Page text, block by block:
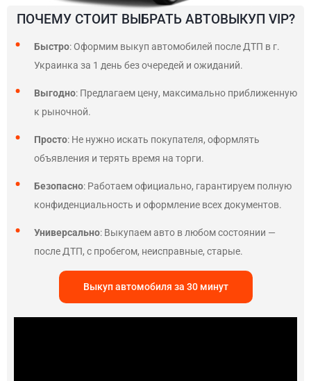
ПОЧЕМУ СТОИТ ВЫБРАТЬ АВТОВЫКУП VIP?
Быстро: Оформим выкуп автомобилей после ДТП в г.
Украинка за 1 день без очередей и ожиданий.
Выгодно: Предлагаем цену, максимально приближенную
к рыночной.
Просто: Не нужно искать покупателя, оформлять
объявления и терять время на торги.
Безопасно: Работаем официально, гарантируем полную
конфиденциальность и оформление всех документов.
Универсально: Выкупаем авто в любом состоянии —
после ДТП, с пробегом, неисправные, старые.
Выкуп автомобиля за 30 минут